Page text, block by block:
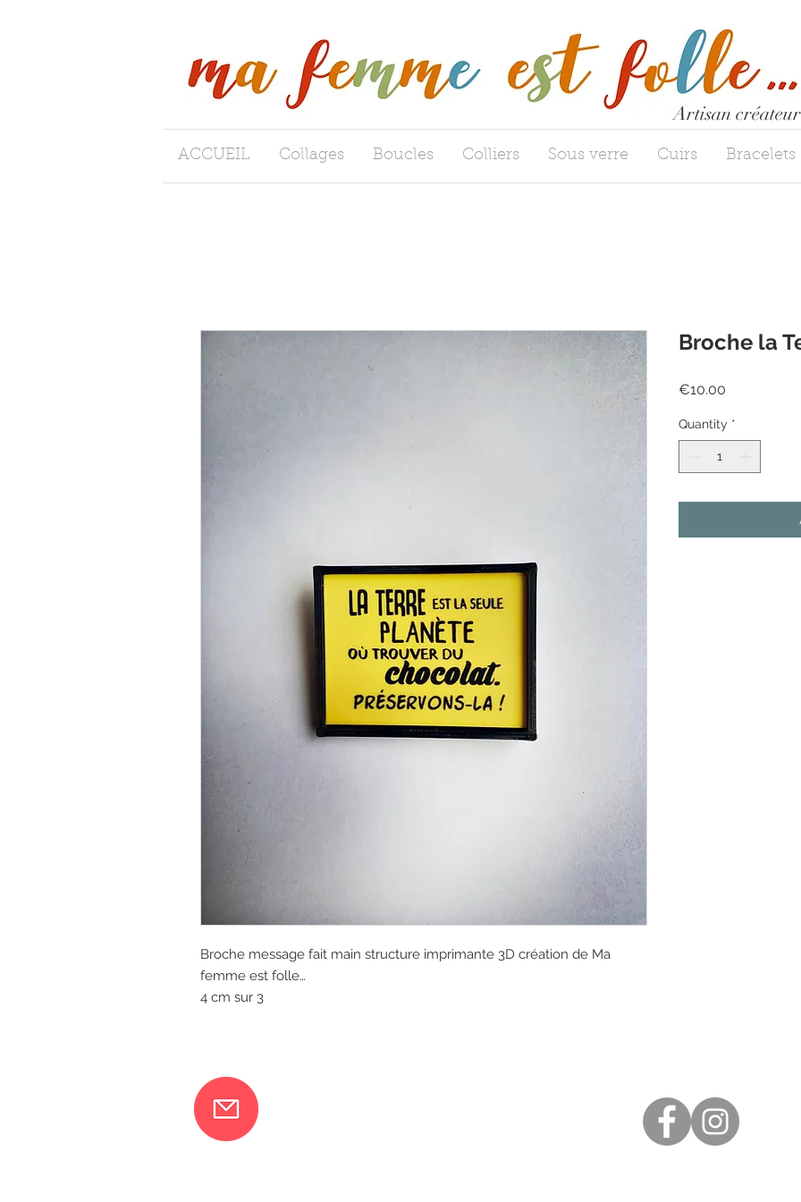
ACCUEIL Collages Boucles Colliers Sous verre Cuirs Bracelets
Artisan créateur
Broche message fait main structure imprimante 3D création de Ma
femme est folle…
4 cm sur 3
Broche la
€10.00
Quantity *